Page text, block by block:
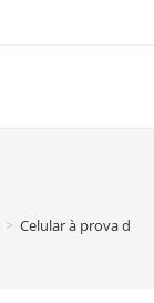
> Celular à prova